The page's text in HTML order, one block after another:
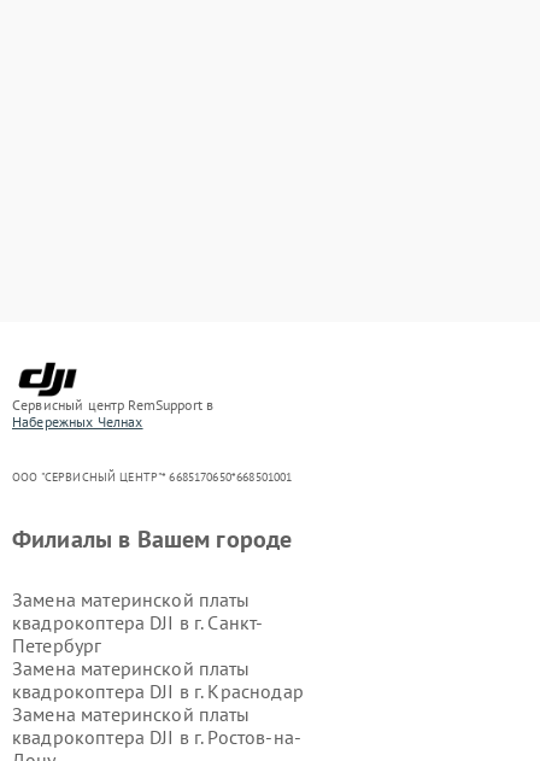
Сервисный центр RemSupport в
Набережных Челнах
ООО "СЕРВИСНЫЙ ЦЕНТР"* 6685170650*668501001
Филиалы в Вашем городе
Замена материнской платы
квадрокоптера DJI в г. Санкт-
Петербург
Замена материнской платы
квадрокоптера DJI в г. Краснодар
Замена материнской платы
квадрокоптера DJI в г. Ростов-на-